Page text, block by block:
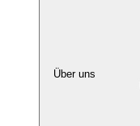
Über uns